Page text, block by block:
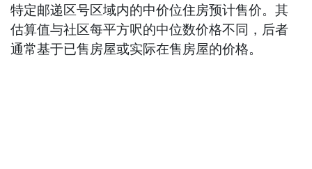
特定邮递区号区域内的中价位住房预计售价。其
估算值与社区每平方呎的中位数价格不同，后者
通常基于已售房屋或实际在售房屋的价格。